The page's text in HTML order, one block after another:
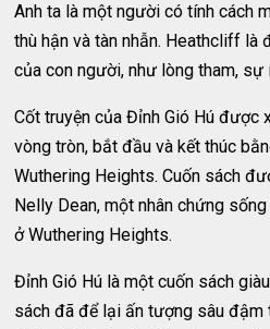
Anh ta là một người có tính cách
thù hận và tàn nhẫn. Heathcliff là
của con người, như lòng tham, sự
Cốt truyện của Đỉnh Gió Hú được
vòng tròn, bắt đầu và kết thúc
Wuthering Heights. Cuốn sách
Nelly Dean, một nhân chứng
ở Wuthering Heights.
Đỉnh Gió Hú là một cuốn sách
sách đã để lại ấn tượng sâu